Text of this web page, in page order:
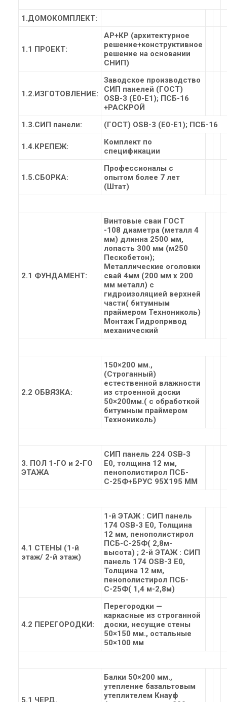
1.ДОМОКОМПЛЕКТ:
1.1 ПРОЕКТ:
АР+КР (архитектурное
решение+конструктивное
решение на основании
СНИП)
1.2.ИЗГОТОВЛЕНИЕ:
Заводское производство
СИП панелей (ГОСТ)
ОSB-3 (Е0-Е1); ПСБ-16
+РАСКРОЙ
1.3.СИП панели:
(ГОСТ) ОSB-3 (Е0-Е1); ПСБ-16
1.4.КРЕПЕЖ:
Комплект по
спецификации
1.5.СБОРКА:
Профессионалы с
опытом более 7 лет
(Штат)
2.1 ФУНДАМЕНТ:
Винтовые сваи ГОСТ
-108 диаметра (металл 4
мм) длинна 2500 мм,
лопасть 300 мм (м250
Пескобетон);
Металлические оголовки
свай 4мм (200 мм х 200
мм металл) с
гидроизоляцией верхней
части( битумным
праймером Технониколь)
Монтаж Гидропривод
механический
2.2 ОБВЯЗКА:
150×200 мм.,
(Строганный)
естественной влажности
из строенной доски
50×200мм.( с обработкой
битумным праймером
Технониколь)
3. ПОЛ 1-ГО и 2-ГО
ЭТАЖА
СИП панель 224 OSB-3
Е0, толщина 12 мм,
пенополистирол ПСБ-
С-25Ф+БРУС 95Х195 ММ
4.1 СТЕНЫ (1-й
этаж/ 2-й этаж)
1-й ЭТАЖ : СИП панель
174 OSB-3 Е0, Толщина
12 мм, пенополистирол
ПСБ-С-25Ф( 2,8м-
высота) ; 2-й ЭТАЖ : СИП
панель 174 OSB-3 Е0,
Толщина 12 мм,
пенополистирол ПСБ-
С-25Ф( 1,4 м-2,8м)
4.2 ПЕРЕГОРОДКИ:
Перегородки —
каркасные из строганной
доски, несущие стены
50×150 мм., остальные
50×100 мм
5.1 ЧЕРД.
Балки 50×200 мм.,
утепление базальтовым
утеплителем Кнауф